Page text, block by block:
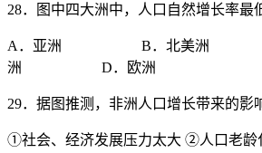
28．图中四大洲中，人口自然增长率最
A．亚洲 B．北美洲
洲 D．欧洲
29．据图推测，非洲人口增长带来的影
①社会、经济发展压力太大 ②人口老龄